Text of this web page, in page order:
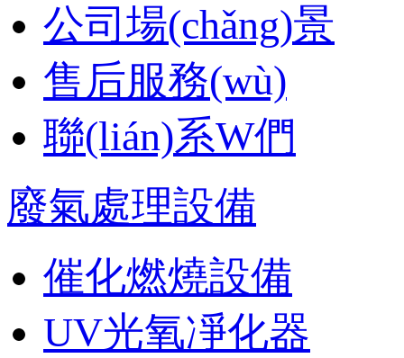
公司場(chǎng)景
售后服務(wù)
聯(lián)系W們
廢氣處理設備
催化燃燒設備
UV光氧凈化器